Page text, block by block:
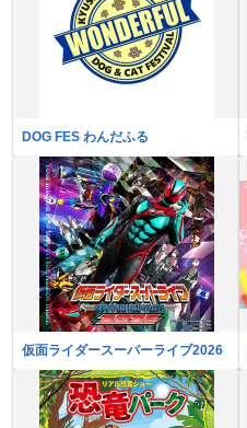
DOG FES わんだふる
仮面ライダースーパーライブ2026